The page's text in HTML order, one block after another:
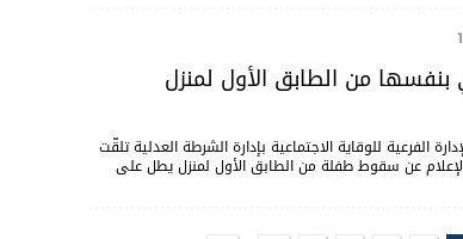
من الطابق الأول لمنزل
الفرعية للوقاية الاجتماعية بإدارة الشرطة العدلية تلقّت
مفاده الإعلام عن سقوط طفلة من الطابق الأول لمنزل يطل على